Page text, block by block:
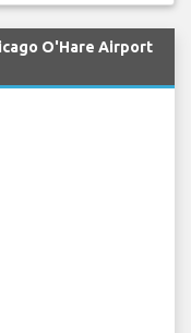
O'Hare Airport